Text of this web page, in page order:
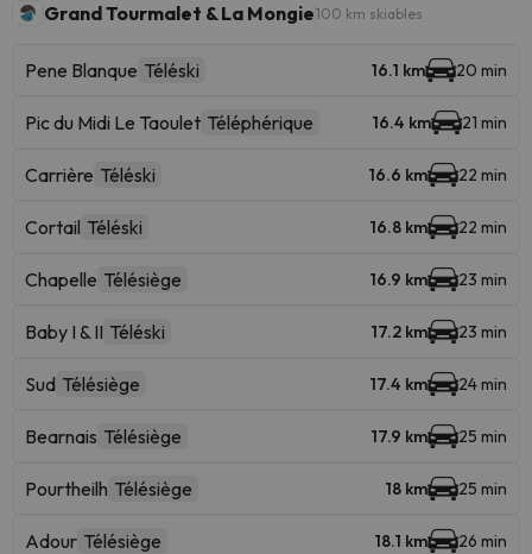
Grand Tourmalet & La Mongie100 km skiables
Pene Blanque Téléski 16.1 km 20 min
Pic du Midi Le Taoulet Téléphérique 16.4 km 21 min
Carrière Téléski 16.6 km 22 min
Cortail Téléski 16.8 km 22 min
Chapelle Télésiège 16.9 km 23 min
Baby I & II Téléski 17.2 km 23 min
Sud Télésiège 17.4 km 24 min
Bearnais Télésiège 17.9 km 25 min
Pourtheilh Télésiège 18 km 25 min
Adour Télésiège 18.1 km 26 min